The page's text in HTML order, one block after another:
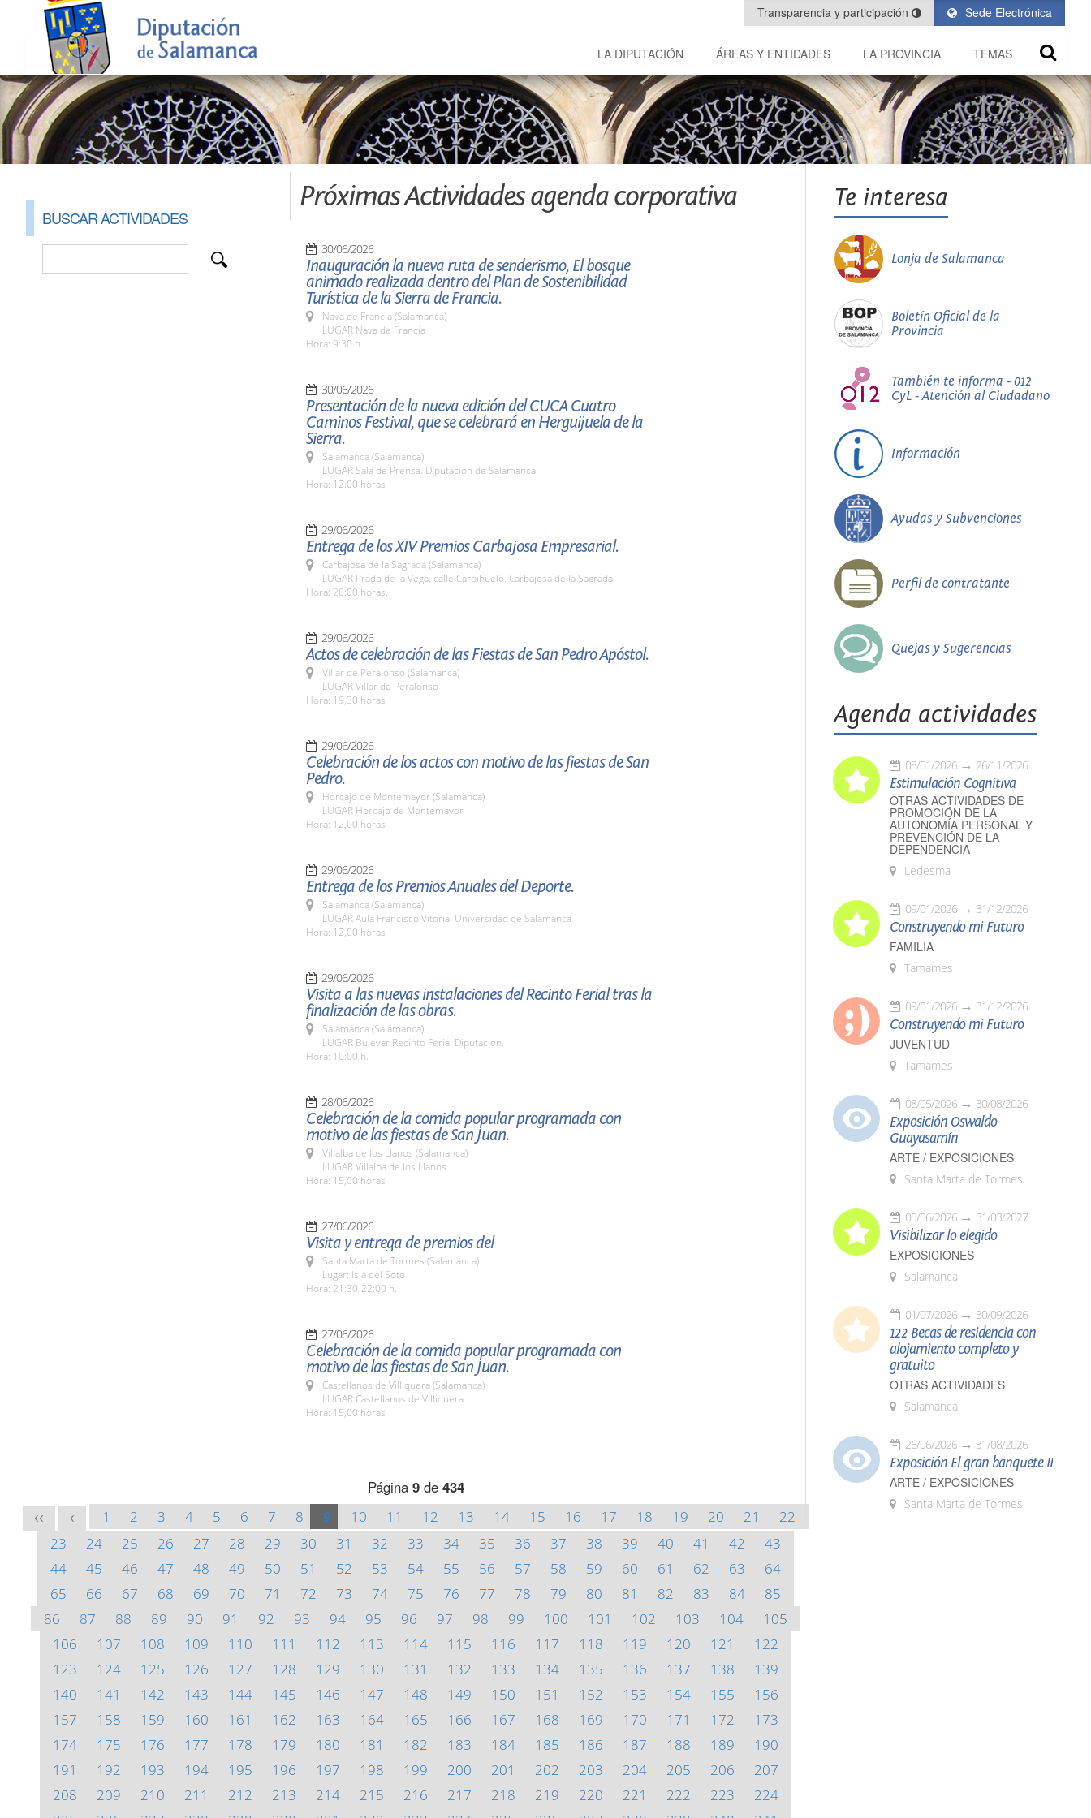
Sede Electrónica
Transparencia y participación
LA DIPUTACIÓN ÁREAS Y ENTIDADES LA PROVINCIA TEMAS
BUSCAR ACTIVIDADES
Próximas Actividades agenda corporativa
30/06/2026
Inauguración la nueva ruta de senderismo, El bosque
animado realizada dentro del Plan de Sostenibilidad
Turística de la Sierra de Francia.
Nava de Francia (Salamanca)
LUGAR Nava de Francia
Hora: 9:30 h
30/06/2026
Presentación de la nueva edición del CUCA Cuatro
Caminos Festival, que se celebrará en Herguijuela de la
Sierra.
Salamanca (Salamanca)
LUGAR Sala de Prensa. Diputación de Salamanca
Hora: 12:00 horas
29/06/2026
Entrega de los XIV Premios Carbajosa Empresarial.
Carbajosa de la Sagrada (Salamanca)
LUGAR Prado de la Vega, calle Carpihuelo. Carbajosa de la Sagrada
Hora: 20:00 horas.
29/06/2026
Actos de celebración de las Fiestas de San Pedro Apóstol.
Villar de Peralonso (Salamanca)
LUGAR Villar de Peralonso
Hora: 19,30 horas
29/06/2026
Celebración de los actos con motivo de las fiestas de San
Pedro.
Horcajo de Montemayor (Salamanca)
LUGAR Horcajo de Montemayor
Hora: 12,00 horas
29/06/2026
Entrega de los Premios Anuales del Deporte.
Salamanca (Salamanca)
LUGAR Aula Francisco Vitoria. Universidad de Salamanca
Hora: 12,00 horas
29/06/2026
Visita a las nuevas instalaciones del Recinto Ferial tras la
finalización de las obras.
Salamanca (Salamanca)
LUGAR Bulevar Recinto Ferial Diputación.
Hora: 10:00 h.
28/06/2026
Celebración de la comida popular programada con
motivo de las fiestas de San Juan.
Villalba de los Llanos (Salamanca)
LUGAR Villalba de los Llanos
Hora: 15,00 horas
27/06/2026
Visita y entrega de premios del
Santa Marta de Tormes (Salamanca)
Lugar: Isla del Soto
Hora: 21:30-22:00 h.
27/06/2026
Celebración de la comida popular programada con
motivo de las fiestas de San Juan.
Castellanos de Villiquera (Salamanca)
LUGAR Castellanos de Villiquera
Hora: 15,00 horas
Página 9de 434
<< < 1 2 3 4 5 6 7 8 9 10 11 12 13 14 15 16 17 18 19 20 21
22
23
24 25 26 27 28 29 30 31 32 33 34 35 36 37 38 39 40 41 42
43
44
45 46 47 48 49 50 51 52 53 54 55 56 57 58 59 60 61 62 63
64
65
66 67 68 69 70 71 72 73 74 75 76 77 78 79 80 81 82 83 84
85
86
87 88 89 90 91 92 93 94 95 96 97 98 99 100 101 102 103 104
105
106
107 108 109 110 111 112 113 114 115 116 117 118 119 120 121
122
123
124 125 126 127 128 129 130 131 132 133 134 135 136 137 138
139
140
141 142 143 144 145 146 147 148 149 150 151 152 153 154 155
156
157
158 159 160 161 162 163 164 165 166 167 168 169 170 171 172
173
174
175 176 177 178 179 180 181 182 183 184 185 186 187 188 189
190
191
192 193 194 195 196 197 198 199 200 201 202 203 204 205 206
207
208
209 210 211 212 213 214 215 216 217 218 219 220 221 222 223
224
Te interesa
Lonja de Salamanca
Boletín Oficial de la
Provincia
También te informa - 012
CyL - Atención al Ciudadano
Información
Ayudas y Subvenciones
Perfil de contratante
Quejas y Sugerencias
Agenda actividades
08/01/2026 26/11/2026
Estimulación Cognitiva
OTRAS ACTIVIDADES DE
PROMOCIÓN DE LA
AUTONOMÍA PERSONAL Y
PREVENCIÓN DE LA
DEPENDENCIA
Ledesma
09/01/2026 31/12/2026
Construyendo mi Futuro
FAMILIA
Tamames
09/01/2026 31/12/2026
Construyendo mi Futuro
JUVENTUD
Tamames
08/05/2026 30/08/2026
Exposición Oswaldo
Guayasamín
ARTE / EXPOSICIONES
Santa Marta de Tormes
05/06/2026 31/03/2027
Visibilizar lo elegido
EXPOSICIONES
Salamanca
01/07/2026 30/09/2026
122 Becas de residencia con
alojamiento completo y
gratuito
OTRAS ACTIVIDADES
Salamanca
26/06/2026 31/08/2026
Exposición El gran banquete II
ARTE / EXPOSICIONES
Santa Marta de Tormes